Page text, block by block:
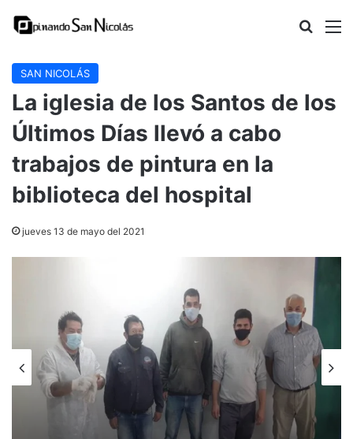
Buscar
SAN NICOLÁS
La iglesia de los Santos de los
Últimos Días llevó a cabo
trabajos de pintura en la
biblioteca del hospital
jueves 13 de mayo del 2021